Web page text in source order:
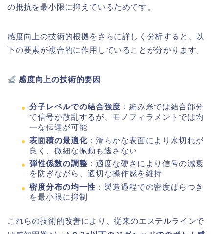
の抵抗を最小限に抑えているためです。
感度向上の技術的根拠をさらに詳しく分析すると、以
下の要素が複合的に作用していることが分かります。
感度向上の技術的要因
分子レベルでの結合強度 ：編み糸では結合部分
で信号が散乱するが、モノフィラメントでは均
一な伝達が可能
表面積の最適化 ：滑らかな表面により水切れが
良く、微細な振動も逃さない
弾性係数の調整 ：適度な硬さにより信号の減衰
を防ぎながら、適切な操作感を維持
密度分布の均一性 ：製造過程での密度ばらつき
を最小限に抑制
これらの技術的改善により、従来のエステルラインで